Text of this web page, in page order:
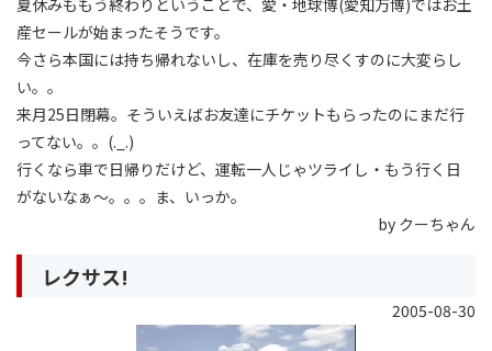
産セールが始まったそうです。
今さら本国には持ち帰れないし、在庫を売り尽くすのに大変らし
い。。
来月25日閉幕。そういえばお友達にチケットもらったのにまだ行
ってない。。(._.)
行くなら車で日帰りだけど、運転一人じゃツライし・もう行く日
がないなぁ〜。。。ま、いっか。
by クーちゃん
レクサス!
2005-08-30